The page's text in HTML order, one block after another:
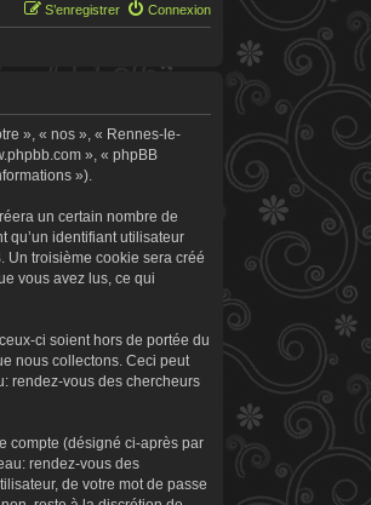
Connexion
S’enregistrer
», « nos », « Rennes-le-
», « phpBB
»).
un certain nombre de
qu’un identifiant utilisateur
Un troisième cookie sera créé
vous avez lus, ce qui
ci soient hors de portée du
nous collectons. Ceci peut
rendez-vous des chercheurs
compte (désigné ci-après par
rendez-vous des
de votre mot de passe